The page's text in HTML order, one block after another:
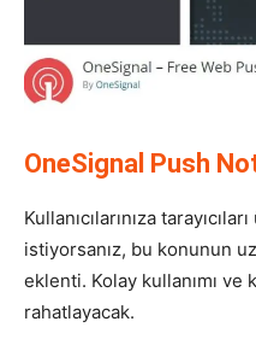
OneSignal Push
Kullanıcılarınıza
istiyorsanız, bu konunun
eklenti. Kolay kullanımı
rahatlayacak.